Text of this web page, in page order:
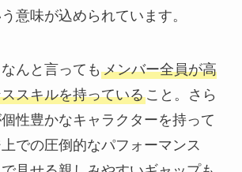
意味が込められています。
んと言っても メンバー全員が高
スキルを持っていること。さら
性豊かなキャラクターを持って
での圧倒的なパフォーマンス